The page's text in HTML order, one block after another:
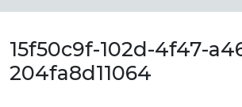
15f50c9f-102d-4f47-
204fa8d11064